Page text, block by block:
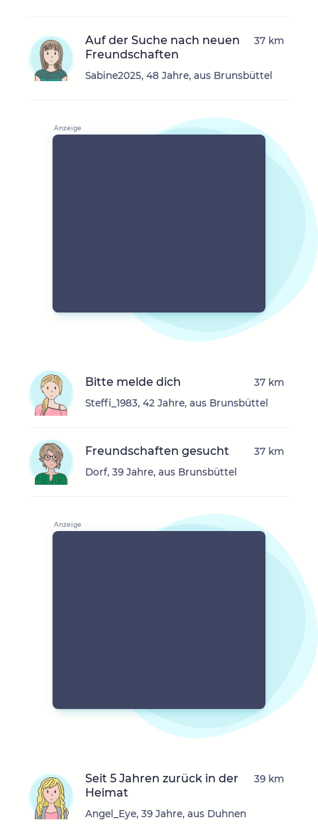
Auf der Suche nach neuen
Freundschaften
Sabine2025, 48 Jahre, aus Brunsbüttel
37 km
Bitte melde dich
Steffi_1983, 42 Jahre, aus Brunsbüttel
37 km
Freundschaften gesucht
Dorf, 39 Jahre, aus Brunsbüttel
37 km
Seit 5 Jahren zurück in der
Heimat
Angel_Eye, 39 Jahre, aus Duhnen
39 km